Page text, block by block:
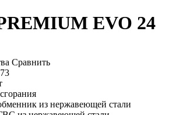
EVO 24
Сравнить
из нержавеющей стали